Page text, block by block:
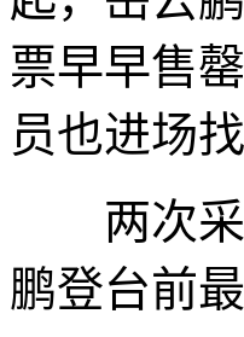
票早早售
员也进场
两次采
鹏登台前